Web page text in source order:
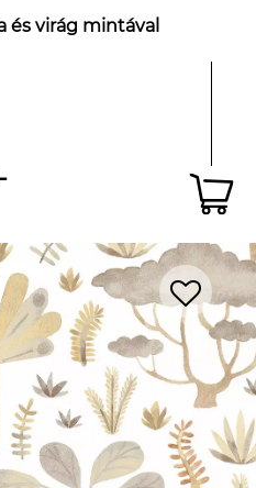
és virág mintával